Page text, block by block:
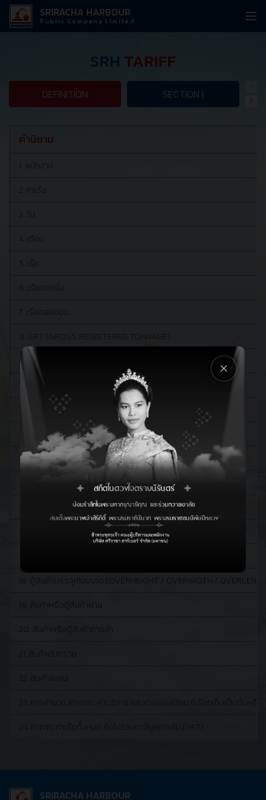
SRIRACHA HARBOUR
Public Company Limited
TARIFF
DEFINITION SECTION I
คำนิยาม
1. พนักงาน
2. ท่าเรือ
3. วัน
4. เดือน
5. เรือ
6. เรือจอดนิ่ง
7. เรือจอดซ่อม
8. GRT (GROSS REGISTERED TONNAGE)
9. ตัน REVENUE TONNE
11. ที่จอดเรือ
12. เขตศุลกากร
13. ผู้นำเข้าหรือผู้ส่งออก
16. ตู้สินค้า FCL (FULL CONTAINER LOAD)
18. ตู้สินค้าบรรจุเกินขนาด (OVERHEIGHT / OVERWIDTH /
19. สินค้าหรือตู้สินค้าผ่าน
20. สินค้าหรือตู้สินค้าถ่ายลำ
21. สินค้าอันตราย
22. สินค้าพิเศษ
23. การคำนวณค่าภาระ ค่าบริการ และค่าธรรมเนียม ที่เรียกเก็บเป็นตันห
24. ค่าภาระท่าเรือทั้งหมด ยังไม่รวมภาษีมูลค่าเพิ่ม (VAT)
SRIRACHA HARBOUR